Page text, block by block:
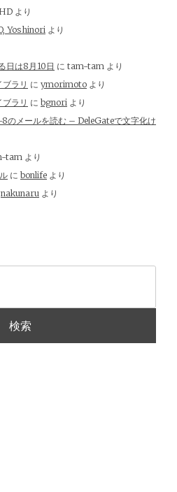
より
Yoshinori より
日は8月10日 に tam-tam より
ラリ に ymorimoto より
ラリ に bgnori より
のメールを読む – DeleGateで文字化け
tam より
に bonlife より
nakunaru より